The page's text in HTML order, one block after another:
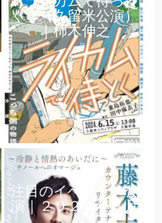
く」（久留米公演）
｜柿木伸之
注目のイベント・公
演｜２０２４年８月